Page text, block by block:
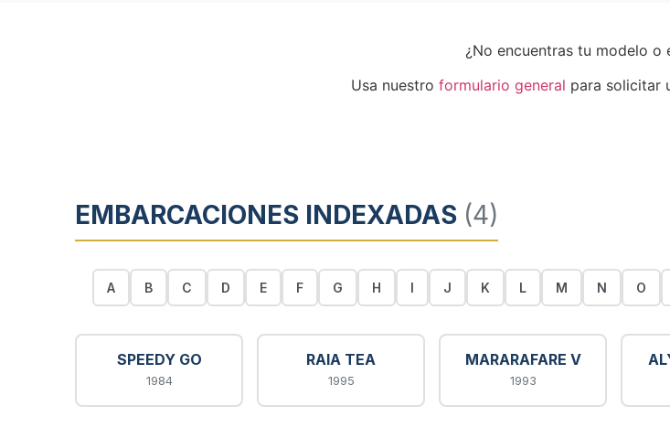
¿No encuentras tu modelo o
Usa nuestro formulario general para solicitar
EMBARCACIONES INDEXADAS (4)
A B C D E F G H I J K L M N O
SPEEDY GO
1984
RAIA TEA
1995
MARARAFARE V
1993